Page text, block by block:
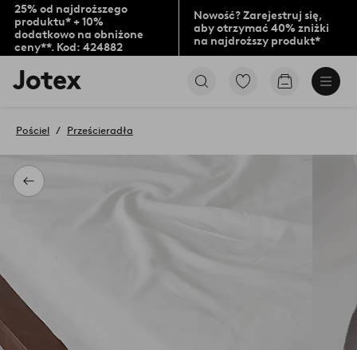
25% od najdroższego
produktu* + 10%
dodatkowo na obniżone
ceny**. Kod: 424882
Nowość? Zarejestruj się,
aby otrzymać 40% zniżki
na najdroższy produkt*
Logo
Jotex
na
stronę
PrzejdźPrzejdź
Powrót
Pościel Prześcieradła